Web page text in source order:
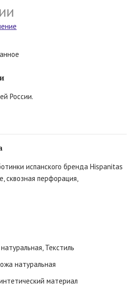
России.
испанского бренда Hispanitas
сквозная перфорация,
Текстиль
натуральная
материал